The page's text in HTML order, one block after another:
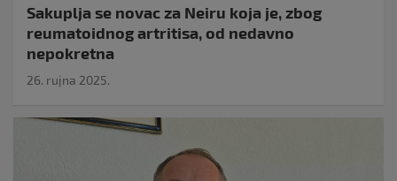
Sakuplja se novac za Neiru koja je, zbog
reumatoidnog artritisa, od nedavno
nepokretna
26. rujna 2025.